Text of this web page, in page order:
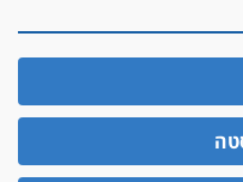
להברחת חשיש לעצור
הדין המשמעתי
המקצוע
לשכת עורכי הדין,